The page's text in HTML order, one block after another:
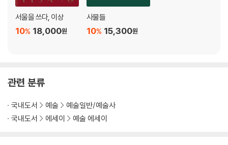
서울을 쓰다, 이상
18,000원
10%
사물들
15,300원
10%
관련 분류
국내도서 예술
예술일반/예술사
국내도서
에세이 예술 에세이